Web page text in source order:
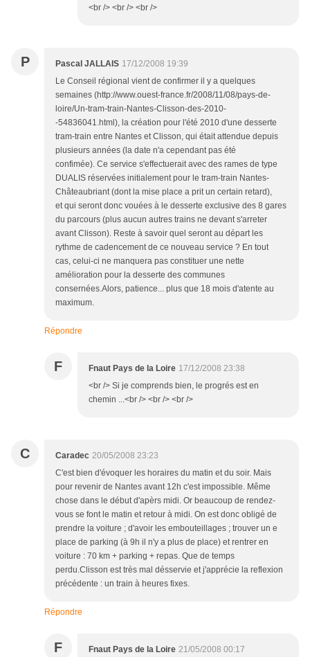
<br /> <br /> <br />
P Pascal JALLAIS 17/12/2008 19:39
Le Conseil régional vient de confirmer il y a quelques
semaines (http://www.ouest-france.fr/2008/11/08/pays-de-
loire/Un-tram-train-Nantes-Clisson-des-2010-
-54836041.html), la création pour l'été 2010 d'une desserte
tram-train entre Nantes et Clisson, qui était attendue depuis
plusieurs années (la date n'a cependant pas été
confimée). Ce service s'effectuerait avec des rames de type
DUALIS réservées initialement pour le tram-train Nantes-
Châteaubriant (dont la mise place a prit un certain retard),
et qui seront donc vouées à le desserte exclusive des 8 gares
du parcours (plus aucun autres trains ne devant s'arreter
avant Clisson). Reste à savoir quel seront au départ les
rythme de cadencement de ce nouveau service ? En tout
cas, celui-ci ne manquera pas constituer une nette
amélioration pour la desserte des communes
consernées.Alors, patience... plus que 18 mois d'atente au
maximum.
Répondre
F Fnaut Pays de la Loire 17/12/2008 23:38
<br /> Si je comprends bien, le progrés est en
chemin ...<br /> <br /> <br />
C Caradec 20/05/2008 23:23
C'est bien d'évoquer les horaires du matin et du soir. Mais
pour revenir de Nantes avant 12h c'est impossible. Même
chose dans le début d'apèrs midi. Or beaucoup de rendez-
vous se font le matin et retour à midi. On est donc obligé de
prendre la voiture ; d'avoir les embouteillages ; trouver un e
place de parking (à 9h il n'y a plus de place) et rentrer en
voiture : 70 km + parking + repas. Que de temps
perdu.Clisson est très mal désservie et j'apprécie la reflexion
précédente : un train à heures fixes.
Répondre
F Fnaut Pays de la Loire 21/05/2008 00:17